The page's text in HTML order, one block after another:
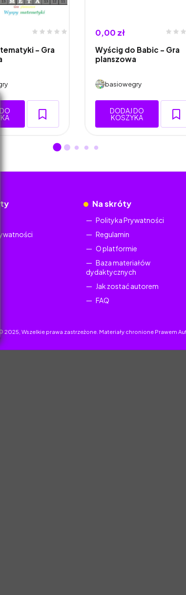
– Gra
0,00 zł
Wyścig do Babic – Gra
planszowa
basiowegry
DODAJ DO
KOSZYKA
Na skróty
Polityka Prywatności
Regulamin
O platformie
Baza materiałów
dydaktycznych
Jak zostać autorem
FAQ
2025, Wszelkie prawa zastrzeżone. Materiały chronione Prawem